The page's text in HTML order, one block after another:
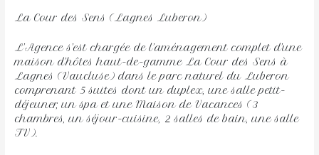
La Cour des Sens (Lagnes Luberon)
L’Agence s’est chargée de l’aménagement complet d’une
maison d’hôtes haut-de-gamme La Cour des Sens à
Lagnes (Vaucluse) dans le parc naturel du Luberon
comprenant 5 suites dont un duplex, une salle petit-
déjeuner, un spa et une Maison de Vacances (3
chambres, un séjour-cuisine, 2 salles de bain, une salle
TV).